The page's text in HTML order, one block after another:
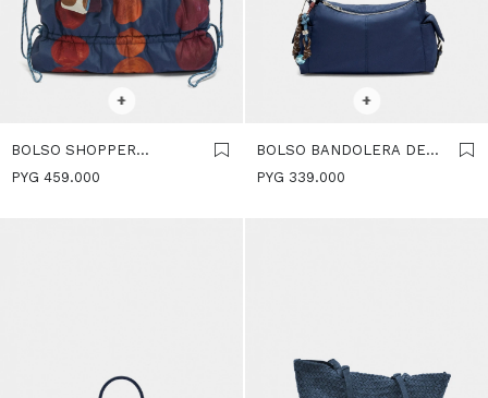
+
BOLSO SHOPPER
ESTAMPADO DE NYLON -
PYG 459.000
+
BOLSO BANDOLERA DE
NYLON CON COLGANTE -
PYG 339.000